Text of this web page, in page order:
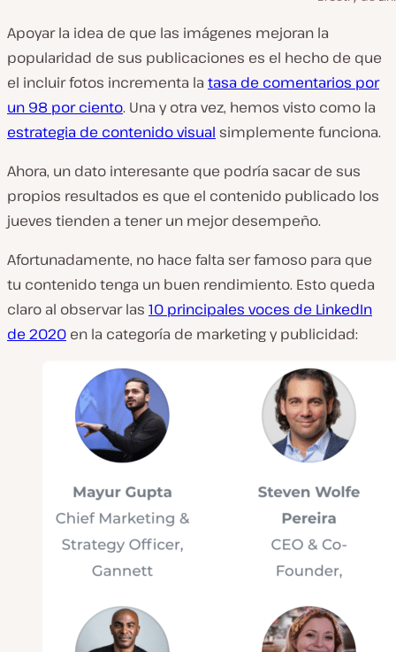
Apoyar la idea de que las imágenes mejoran la
popularidad de sus publicaciones es el hecho de que
el incluir fotos incrementa la tasa de comentarios por
un 98 por ciento. Una y otra vez, hemos visto como la
estrategia de contenido visual simplemente funciona.
Ahora, un dato interesante que podría sacar de sus
propios resultados es que el contenido publicado los
jueves tienden a tener un mejor desempeño.
Afortunadamente, no hace falta ser famoso para que
tu contenido tenga un buen rendimiento. Esto queda
claro al observar las 10 principales voces de LinkedIn
de 2020 en la categoría de marketing y publicidad: